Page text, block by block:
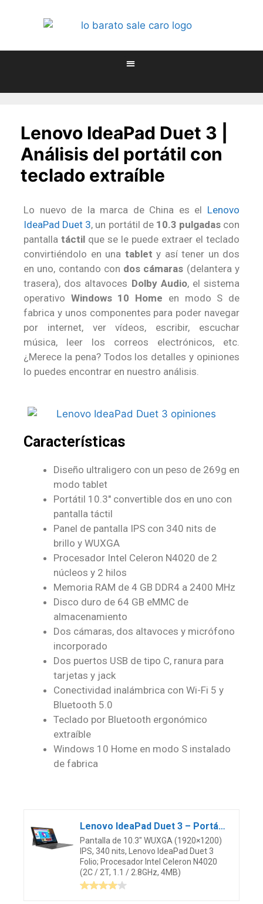
Lenovo IdeaPad Duet 3 |
Análisis del portátil con
teclado extraíble
Lo nuevo de la marca de China es el Lenovo
IdeaPad Duet 3, un portátil de10.3 pulgadascon
pantalla táctil que se le puede extraer el teclado
convirtiéndolo en una tablet y así tener un dos
en uno, contando con dos cámaras (delantera y
trasera), dos altavoces Dolby Audio, el sistema
operativo Windows 10 Home en modo S de
fabrica y unos componentes para poder navegar
por internet, ver vídeos, escribir, escuchar
música, leer los correos electrónicos, etc.
¿Merece la pena? Todos los detalles y opiniones
lo puedes encontrar en nuestro análisis.
Características
Diseño ultraligero con un peso de 269g en
modo tablet
Portátil 10.3″ convertible dos en uno con
pantalla táctil
Panel de pantalla IPS con 340 nits de
brillo y WUXGA
Procesador Intel Celeron N4020 de 2
núcleos y 2 hilos
Memoria RAM de 4 GB DDR4 a 2400 MHz
Disco duro de 64 GB eMMC de
almacenamiento
Dos cámaras, dos altavoces y micrófono
incorporado
Dos puertos USB de tipo C, ranura para
tarjetas y jack
Conectividad inalámbrica con Wi-Fi 5 y
Bluetooth 5.0
Teclado por Bluetooth ergonómico
extraíble
Windows 10 Home en modo S instalado
de fabrica
Lenovo IdeaPad Duet 3 – Portátil 2 en 1 de 10.3″ WUXGA (Intel Celeron N4020, 4GB RAM, 64GB eMMC, Intel UHD Graphics 600, Windows 10 Home en Modo S), Gris – Teclado QWERTY Español
Pantalla de 10.3″ WUXGA (1920×1200)
IPS, 340 nits, Lenovo IdeaPad Duet 3
Folio; Procesador Intel Celeron N4020
(2C / 2T, 1.1 / 2.8GHz, 4MB)